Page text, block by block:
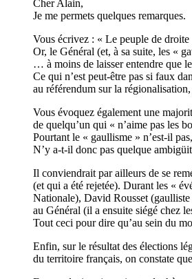
Cher Alain,
Je me permets quelques remarques.
Vous écrivez : « Le peuple de droite
Or, le Général (et, à sa suite, les «
… à moins de laisser entendre que
Ce qui n’est peut-être pas si faux
au référendum sur la
Vous évoquez également une
de quelqu’un qui « n’aime pas les
Pourtant le « gaullisme » n’est-il
N’y a-t-il donc pas quelque
Il conviendrait par ailleurs de se
(et qui a été rejetée). Durant les «
Nationale), David Rousset (gaulliste
au Général (il a ensuite siégé chez
Tout ceci pour dire qu’au sein du
Enfin, sur le résultat des élections
du territoire français, on constate